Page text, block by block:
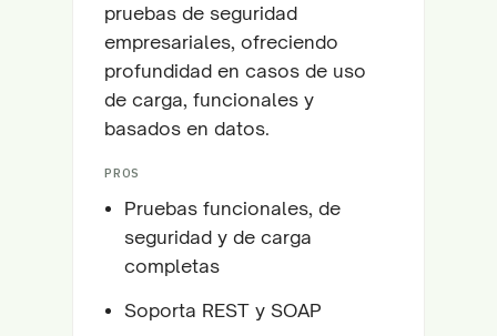
pruebas de seguridad
empresariales, ofreciendo
profundidad en casos de uso
de carga, funcionales y
basados en datos.
PROS
Pruebas funcionales, de
seguridad y de carga
completas
Soporta REST y SOAP